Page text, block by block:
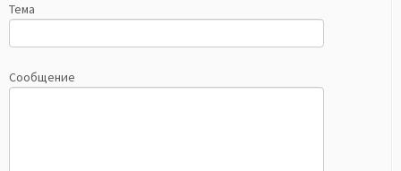
Тема
Сообщение